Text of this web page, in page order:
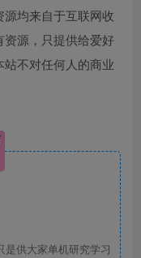
均来自于互联网收
源，只提供给爱好
不对任何人的商业
是供大家单机研究学习